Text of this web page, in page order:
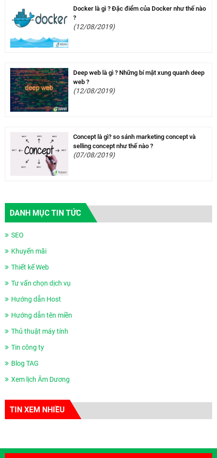
Docker là gì ? Đặc điểm của Docker như thế nào
?
(12/08/2019)
Deep web là gì ? Những bí mật xung quanh deep
web ?
(12/08/2019)
Concept là gì? so sánh marketing concept và
selling concept như thế nào ?
(07/08/2019)
DANH MỤC TIN TỨC
SEO
Khuyến mãi
Thiết kế Web
Tư vấn chọn dịch vụ
Hướng dẫn Host
Hướng dẫn tên miền
Thủ thuật máy tính
Tin công ty
Blog TAG
Xem lịch Âm Dương
TIN XEM NHIỀU